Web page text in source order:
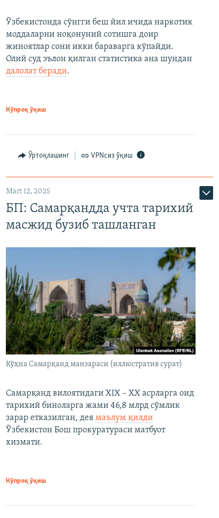
Ўзбекистонда сўнгги беш йил ичида наркотик
моддаларни ноқонуний сотишга доир
жиноятлар сони икки бараварга кўпайди.
Олий суд эълон қилган статистика ана шундан
далолат беради.
Кўпроқ ўқиш
Ўртоқлашинг VPNсиз ўқиш
Mart 12, 2025
БП: Самарқандда учта тарихий
масжид бузиб ташланган
Кўҳна Самарқанд манзараси (иллюстратив сурат)
Самарқанд вилоятидаги XIX – XX асрларга оид
тарихий биноларга жами 46,8 млрд сўмлик
зарар етказилган, дея маълум қилди
Ўзбекистон Бош прокуратураси матбуот
хизмати.
Кўпроқ ўқиш